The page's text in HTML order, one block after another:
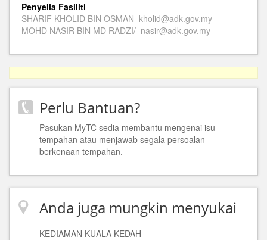
Penyelia Fasiliti
SHARIF KHOLID BIN OSMAN kholid@adk.gov.my
MOHD NASIR BIN MD RADZI/ nasir@adk.gov.my
Perlu Bantuan?
Pasukan MyTC sedia membantu mengenai isu
tempahan atau menjawab segala persoalan
berkenaan tempahan.
Anda juga mungkin menyukai
KEDIAMAN KUALA KEDAH